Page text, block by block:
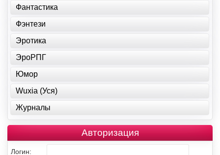
Фантастика
Фэнтези
Эротика
ЭроРПГ
Юмор
Wuxia (Уся)
Журналы
Авторизация
Логин: